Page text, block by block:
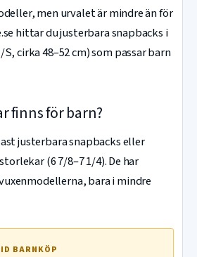
men urvalet är mindre än för
hittar du justerbara snapbacks i
cirka 48–52 cm) som passar barn
finns för barn?
justerbara snapbacks eller
(6 7/8–7 1/4). De har
bara i mindre
BARNKÖP